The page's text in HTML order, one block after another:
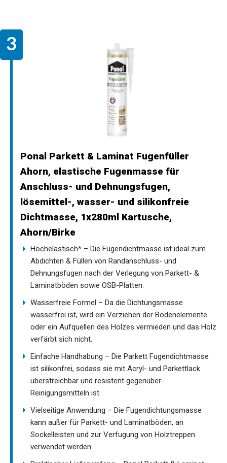
Ponal Parkett & Laminat Fugenfüller
Ahorn, elastische Fugenmasse für
Anschluss- und Dehnungsfugen,
lösemittel-, wasser- und silikonfreie
Dichtmasse, 1x280ml Kartusche,
Ahorn/Birke
Hochelastisch* – Die Fugendichtmasse ist ideal zum
Abdichten & Füllen von Randanschluss- und
Dehnungsfugen nach der Verlegung von Parkett- &
Laminatböden sowie OSB-Platten.
Wasserfreie Formel – Da die Dichtungsmasse
wasserfrei ist, wird ein Verziehen der Bodenelemente
oder ein Aufquellen des Holzes vermieden und das Holz
verfärbt sich nicht.
Einfache Handhabung – Die Parkett Fugendichtmasse
ist silikonfrei, sodass sie mit Acryl- und Parkettlack
überstreichbar und resistent gegenüber
Reinigungsmitteln ist.
Vielseitige Anwendung – Die Fugendichtungsmasse
kann außer für Parkett- und Laminatböden, an
Sockelleisten und zur Verfugung von Holztreppen
verwendet werden.